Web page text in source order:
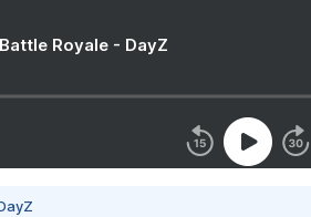
Royale - DayZ